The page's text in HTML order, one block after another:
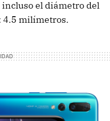
el diámetro del
4.5 milímetros.